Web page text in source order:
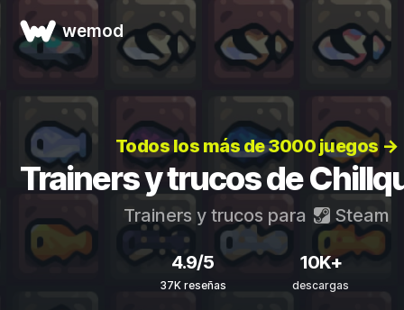
wemod
Todos los más de 3000 juegos →
Trainers y trucos de
Trainers y trucos para Steam
4.9/5
37K reseñas
10K+
descargas